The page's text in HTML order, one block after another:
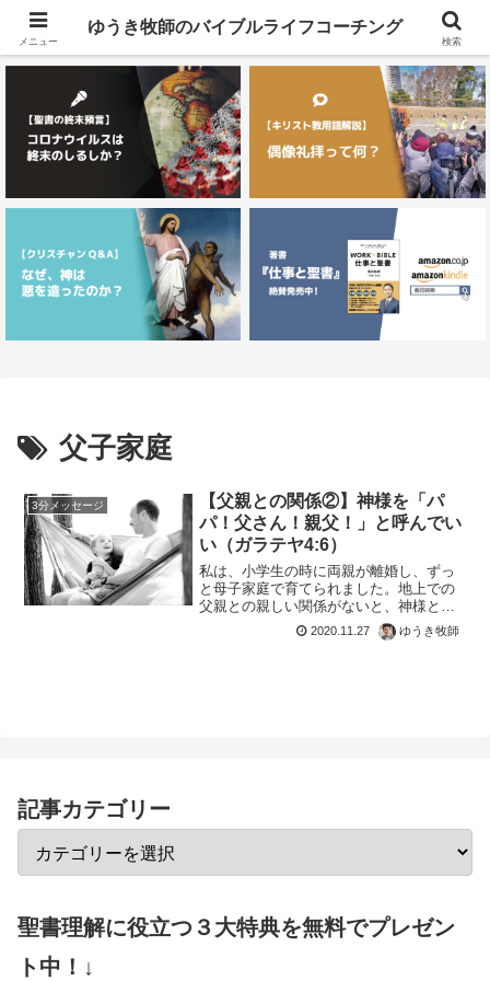
メニュー
父子家庭
3分メッセージ
【父親との関係②】神様を「パ
パ！父さん！親父！」と呼んでい
い（ガラテヤ4:6）
私は、小学生の時に両親が離婚し、ずっ
と母子家庭で育てられました。地上での
父親との親しい関係がないと、神様との
関係にも影響を与えます。そして、あな
たがたが子であるので、神は「アバ、父
2020.11.27 ゆうき牧師
記事カテゴリー
聖書理解に役立つ３大特典を無料でプレゼン
ト中！↓
メニュー
ゆうき牧師のバイブルライフコーチング
検索